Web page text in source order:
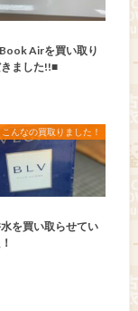
Airを買い取り
ました!!■
こんなの買取りました！
を買い取らせてい